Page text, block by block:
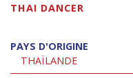
THAI DANCER
PAYS D'ORIGINE
THAÏLANDE